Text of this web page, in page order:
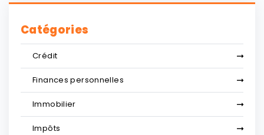
Catégories
Crédit
Finances personnelles
Immobilier
Impôts